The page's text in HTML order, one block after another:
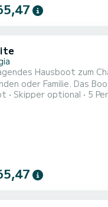
Hausboot zum
mit allem Komfort und eine Kapazität von 5 Personen. Mit einer Gesamtlänge von
wird es Ihr perfekter
Skipper optional 5